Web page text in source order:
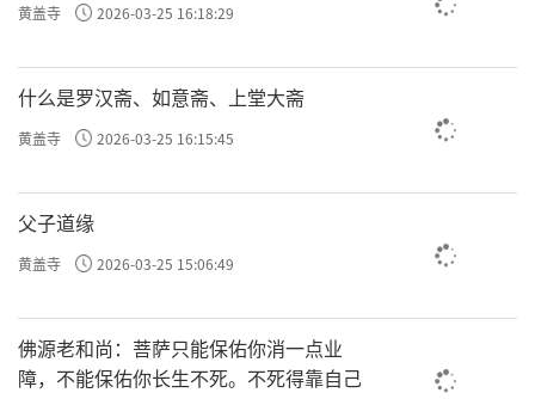
黄盖寺 2026-03-25 16:18:29
什么是罗汉斋、如意斋、上堂大斋
黄盖寺 2026-03-25 16:15:45
父子道缘
黄盖寺 2026-03-25 15:06:49
佛源老和尚：菩萨只能保佑你消一点业
障，不能保佑你长生不死。不死得靠自己